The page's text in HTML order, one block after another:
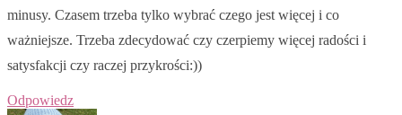
minusy. Czasem trzeba tylko wybrać czego jest więcej i co
ważniejsze. Trzeba zdecydować czy czerpiemy więcej radości i
satysfakcji czy raczej przykrości:))
Odpowiedz